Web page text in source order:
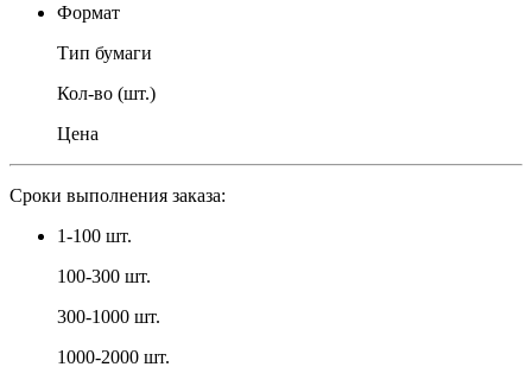
Формат
Тип бумаги
Кол-во (шт.)
Цена
Сроки выполнения заказа:
1-100 шт.
100-300 шт.
300-1000 шт.
1000-2000 шт.